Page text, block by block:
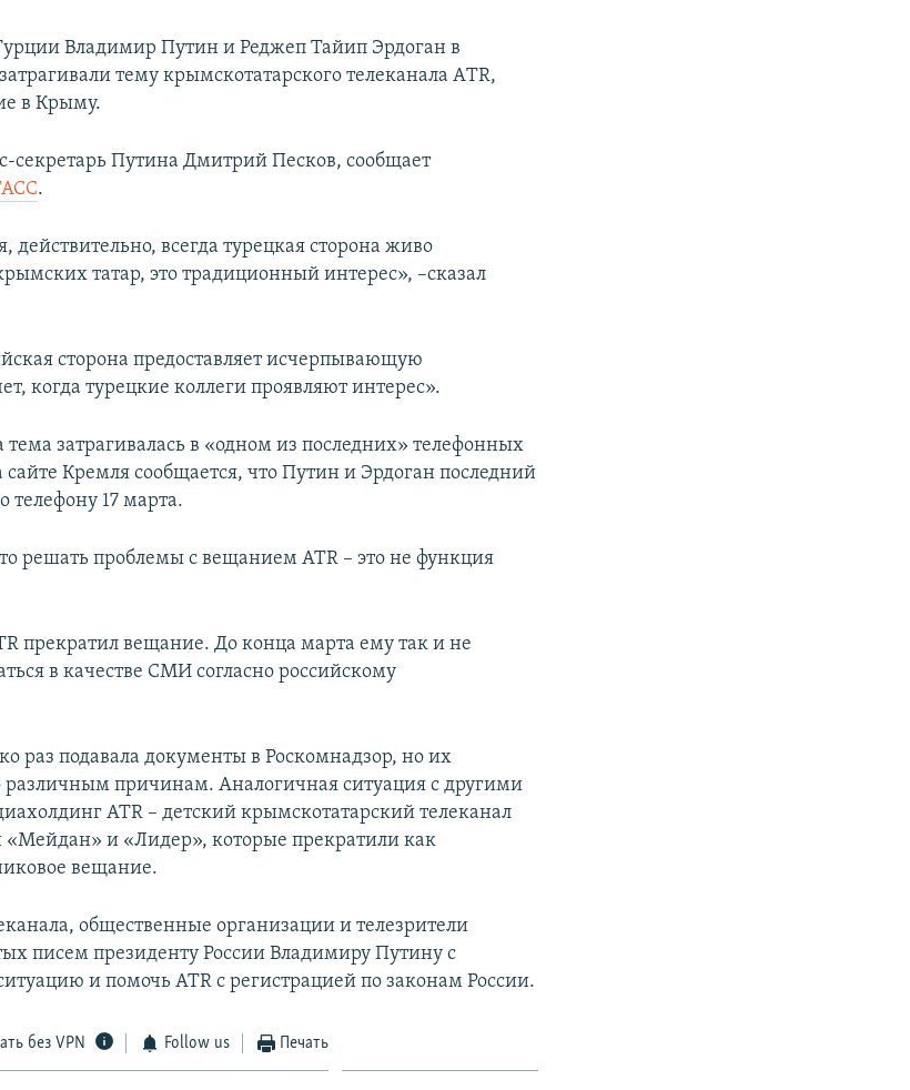
Владимир Путин и Реджеп Тайип Эрдоган в
тему крымскотатарского телеканала АTR,
в Крыму.
секретарь Путина Дмитрий Песков, сообщает
.
действительно, всегда турецкая сторона живо
татар, это традиционный интерес», –сказал
сторона предоставляет исчерпывающую
когда турецкие коллеги проявляют интерес».
тема затрагивалась в «одном из последних» телефонных
сайте Кремля сообщается, что Путин и Эрдоган последний
телефону 17 марта.
решать проблемы с вещанием ATR – это не функция
прекратил вещание. До конца марта ему так и не
в качестве СМИ согласно российскому
раз подавала документы в Роскомнадзор, но их
различным причинам. Аналогичная ситуация с другими
ATR – детский крымскотатарский телеканал
«Мейдан» и «Лидер», которые прекратили как
вещание.
общественные организации и телезрители
писем президенту России Владимиру Путину с
и помочь ATR с регистрацией по законам России.
без VPN Follow us Печать